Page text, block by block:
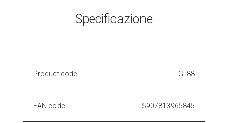
Specificazione
Product code GL88
EAN code 5907813965845